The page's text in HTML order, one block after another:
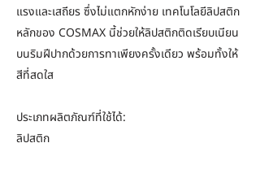
แรงและเสถียร ซึ่งไม่แตกหักง่าย เทคโนโลยีลิปสติก
หลักของ COSMAX นี้ช่วยให้ลิปสติกติดเรียบเนียน
บนริมฝีปากด้วยการทาเพียงครั้งเดียว พร้อมทั้งให้
สีที่สดใส
ประเภทผลิตภัณฑ์ที่ใช้ได้:
ลิปสติก